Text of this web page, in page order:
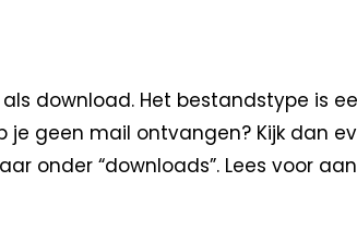
download. Het bestandstype is
je geen mail ontvangen? Kijk dan
onder “downloads”. Lees voor